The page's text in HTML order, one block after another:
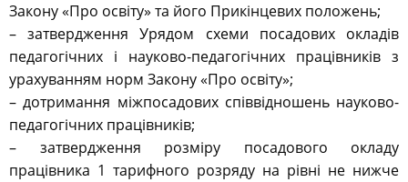
Закону «Про освіту» та його Прикінцевих положень;
– затвердження Урядом схеми посадових окладів
педагогічних і науково-педагогічних працівників з
урахуванням норм Закону «Про освіту»;
– дотримання міжпосадових співвідношень науково-
педагогічних працівників;
– затвердження розміру посадового окладу
працівника 1 тарифного розряду на рівні не нижче